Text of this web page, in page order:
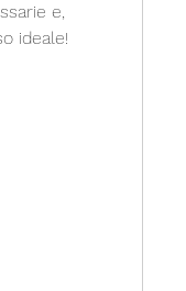
e,
ideale!